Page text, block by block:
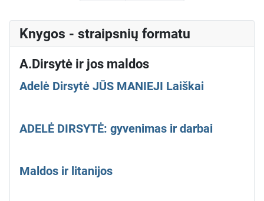
Knygos - straipsnių formatu
A.Dirsytė ir jos maldos
Adelė Dirsytė JŪS MANIEJI Laiškai
ADELĖ DIRSYTĖ: gyvenimas ir darbai
Maldos ir litanijos